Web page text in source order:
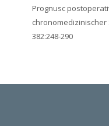
Prognusc
chronomedizinischer
382:248-290